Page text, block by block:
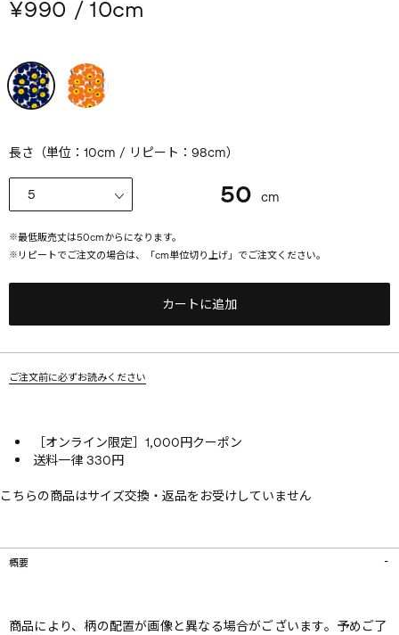
¥990 / 10cm
長さ（単位：10cm / リピート：98cm）
50 cm
※最低販売丈は50cmからになります。
※ リピートでご注文の場合は、「cm単位切り上げ」でご注文ください。
カートに追加
ご注文前に必ずお読みください
［オンライン限定］1,000円クーポン
送料一律 330円
こちらの商品はサイズ交換・返品をお受けしていません
概要
商品により、柄の配置が画像と異なる場合がございます。予めご了